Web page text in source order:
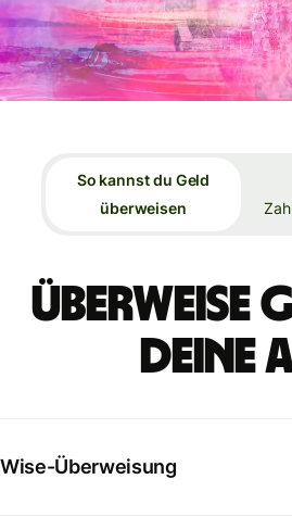
So kannst du Geld
überweisen
Überweise
deine
Wise-Überweisung